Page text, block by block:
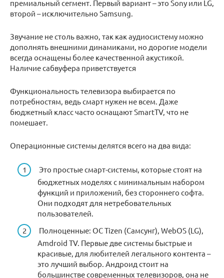
премиальный сегмент. Первый вариант – это Sony или LG,
второй – исключительно Samsung.
Звучание не столь важно, так как аудиосистему можно
дополнять внешними динамиками, но дорогие модели
всегда оснащены более качественной акустикой.
Наличие сабвуфера приветствуется
Функциональность телевизора выбирается по
потребностям, ведь смарт нужен не всем. Даже
бюджетный класс часто оснащают SmartTV, что не
помешает.
Операционные системы делятся всего на два вида:
Это простые смарт-системы, которые стоят на
бюджетных моделях с минимальным набором
функций и приложений, без стороннего софта.
Они подходят для нетребовательных
пользователей.
Полноценные: ОС Tizen (Самсунг), WebOS (LG),
Amdroid TV. Первые две системы быстрые и
красивые, для любителей легального контента –
это лучший выбор. Андроид стоит на
большинстве современных телевизоров, она не